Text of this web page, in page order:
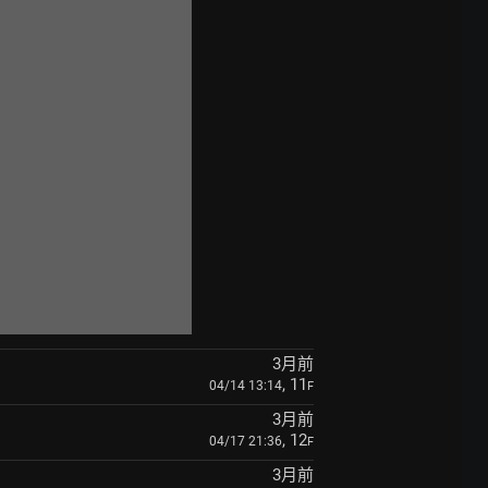
3月前
04/14 13:14, 11 F
3月前
04/17 21:36, 12F
3月前